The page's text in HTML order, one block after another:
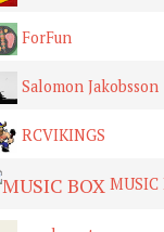
ForFun
Salomon Jakobsson
RCVIKINGS
MUSIC